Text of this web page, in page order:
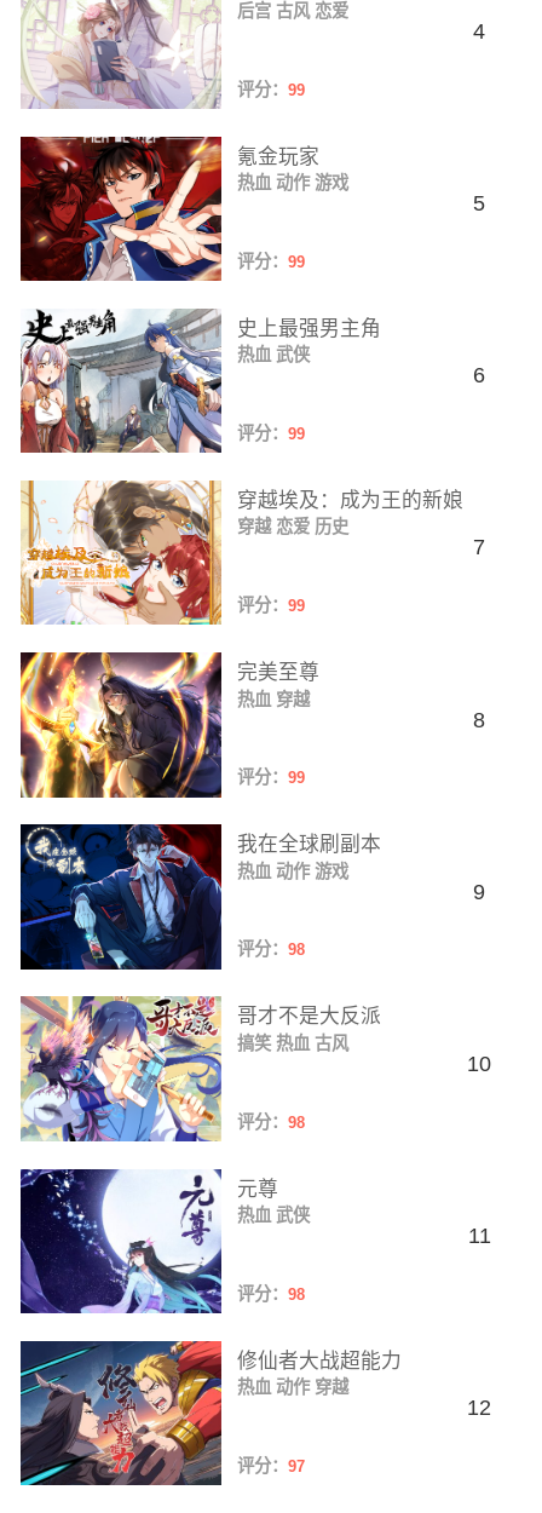
后宫 古风 恋爱
评分： 99
4
氪金玩家
热血 动作 游戏
评分： 99
5
史上最强男主角
热血 武侠
评分： 99
6
穿越埃及：成为王的新娘
穿越 恋爱 历史
评分： 99
7
完美至尊
热血 穿越
评分： 99
8
我在全球刷副本
热血 动作 游戏
评分： 98
9
哥才不是大反派
搞笑 热血 古风
评分： 98
10
元尊
热血 武侠
评分： 98
11
修仙者大战超能力
热血 动作 穿越
评分： 97
12